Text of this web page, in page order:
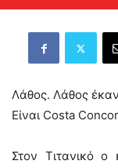
Λάθος. Λάθος
Είναι Costa
Στον Τιτανικό ο